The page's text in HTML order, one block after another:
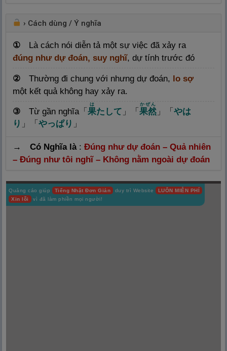
› Cách dùng / Ý nghĩa
① Là cách nói diễn tả một sự việc đã xảy ra
đúng như dự đoán, suy nghĩ, dự tính trước đó
② Thường đi chung với nhưng dự đoán, lo sợ
một kết quả không hay xảy ra.
③ Từ gần nghĩa「 果
は
たして 」「 果然
かぜん
」「 やは
り 」「 やっぱり 」
→ Có Nghĩa là: Đúng như dự đoán – Quả nhiên
– Đúng như tôi nghĩ – Không nằm ngoài dự đoán
Quảng cáo giúp Tiếng Nhật Đơn Giản duy trì Website
LUÔN MIỄN PHÍ
Xin lỗi
vì đã làm phiền mọi người!